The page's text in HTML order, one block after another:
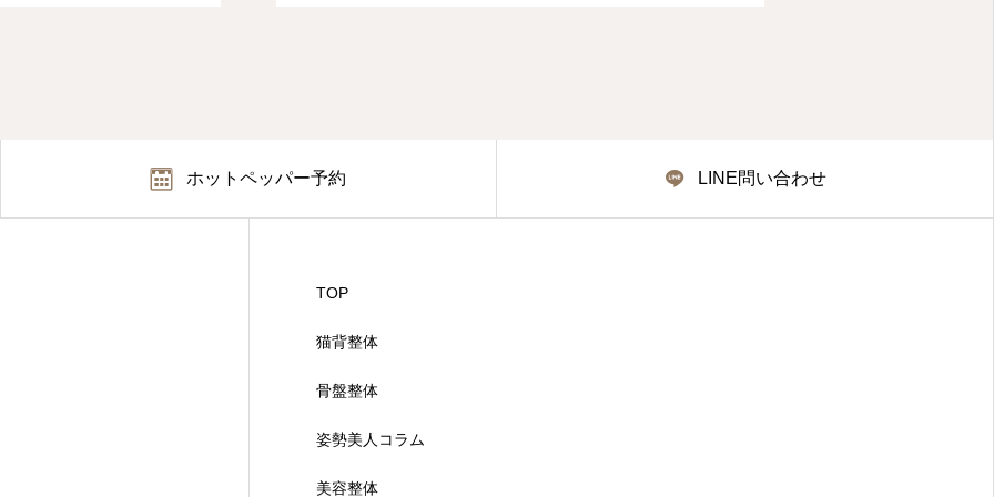
ホットペッパー予約 LINE問い合わせ
TOP
猫背整体
骨盤整体
姿勢美人コラム
美容整体